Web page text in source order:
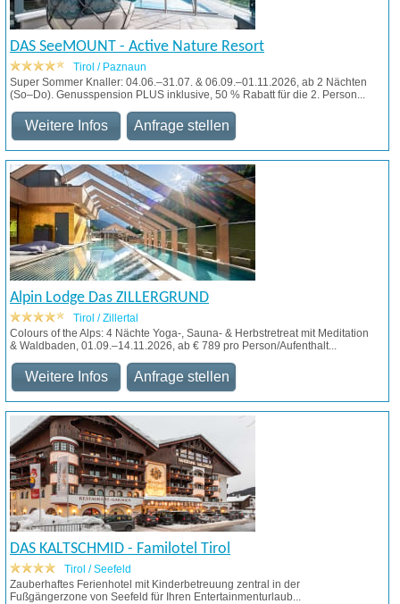
DAS SeeMOUNT - Active Nature Resort
Tirol / Paznaun
Super Sommer Knaller: 04.06.–31.07. & 06.09.–01.11.2026, ab 2 Nächten
(So–Do). Genusspension PLUS inklusive, 50 % Rabatt für die 2. Person...
Weitere Infos Anfrage stellen
Alpin Lodge Das ZILLERGRUND
Tirol / Zillertal
Colours of the Alps: 4 Nächte Yoga-, Sauna- & Herbstretreat mit Meditation
& Waldbaden, 01.09.–14.11.2026, ab € 789 pro Person/Aufenthalt...
Weitere Infos Anfrage stellen
DAS KALTSCHMID - Familotel Tirol
Tirol / Seefeld
Zauberhaftes Ferienhotel mit Kinderbetreuung zentral in der
Fußgängerzone von Seefeld für Ihren Entertainmenturlaub...